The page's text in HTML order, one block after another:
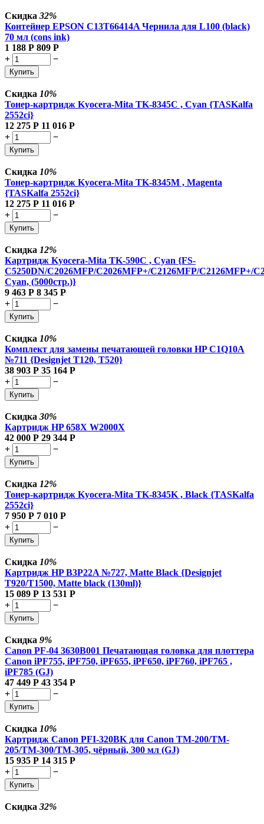
Скидка 32%
Контейнер EPSON C13T66414A Чернила для L100 (black)
70 мл (cons ink)
1 188 Р 809 Р
+
−
Купить
Скидка 10%
Тонер-картридж Kyocera-Mita TK-8345C , Cyan {TASKalfa
2552ci}
12 275 Р 11 016 Р
+
−
Купить
Скидка 10%
Тонер-картридж Kyocera-Mita TK-8345M , Magenta
{TASKalfa 2552ci}
12 275 Р 11 016 Р
+
−
Купить
Скидка 12%
Картридж Kyocera-Mita TK-590C , Cyan {FS-
C5250DN/C2026MFP/C2026MFP+/C2126MFP/C2126MFP+/
Cyan, (5000стр.)}
9 463 Р 8 345 Р
+
−
Купить
Скидка 10%
Комплект для замены печатающей головки HP C1Q10A
№711 {Designjet T120, T520}
38 903 Р 35 164 Р
+
−
Купить
Скидка 30%
Картридж HP 658X W2000X
42 000 Р 29 344 Р
+
−
Купить
Скидка 12%
Тонер-картридж Kyocera-Mita TK-8345K , Black {TASKalfa
2552ci}
7 950 Р 7 010 Р
+
−
Купить
Скидка 10%
Картридж HP B3P22A №727, Matte Black {Designjet
T920/T1500, Matte black (130ml)}
15 089 Р 13 531 Р
+
−
Купить
Скидка 9%
Canon PF-04 3630B001 Печатающая головка для плоттера
Canon iPF755, iPF750, iPF655, iPF650, iPF760, iPF765 ,
iPF785 (GJ)
47 449 Р 43 354 Р
+
−
Купить
Скидка 10%
Картридж Canon PFI-320BK для Canon TM-200/TM-
205/TM-300/TM-305, чёрный, 300 мл (GJ)
15 935 Р 14 315 Р
+
−
Купить
Скидка 32%